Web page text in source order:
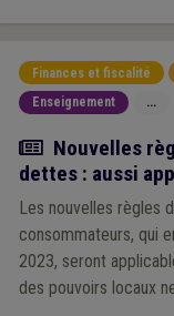
Finances et fiscalité
Enseignement
...
Actualité
Nouvelles
dettes : aussi
Les nouvelles règles
consommateurs, qui
2023, seront
des pouvoirs locaux